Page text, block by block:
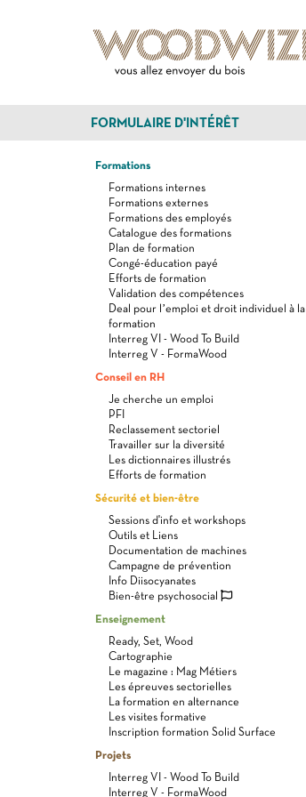
FORMULAIRE D'INTÉRÊT
Formations
Formations internes
Formations externes
Formations des employés
Catalogue des formations
Plan de formation
Congé-éducation payé
Efforts de formation
Validation des compétences
Deal pour l’emploi et droit individuel à la
formation
Interreg VI - Wood To Build
Interreg V - FormaWood
Conseil en RH
Je cherche un emploi
PFI
Reclassement sectoriel
Travailler sur la diversité
Les dictionnaires illustrés
Efforts de formation
Sécurité et bien-être
Sessions d'info et workshops
Outils et Liens
Documentation de machines
Campagne de prévention
Info Diisocyanates
Bien-être psychosocial
Enseignement
Ready, Set, Wood
Cartographie
Le magazine : Mag Métiers
Les épreuves sectorielles
La formation en alternance
Les visites formative
Inscription formation Solid Surface
Projets
Interreg VI - Wood To Build
Interreg V - FormaWood